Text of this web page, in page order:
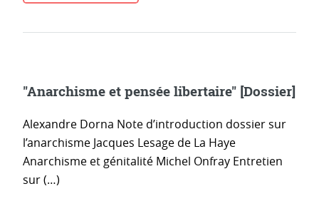
"Anarchisme et pensée libertaire" [Dossier]
Alexandre Dorna Note d’introduction dossier sur
l’anarchisme Jacques Lesage de La Haye
Anarchisme et génitalité Michel Onfray Entretien
sur (…)